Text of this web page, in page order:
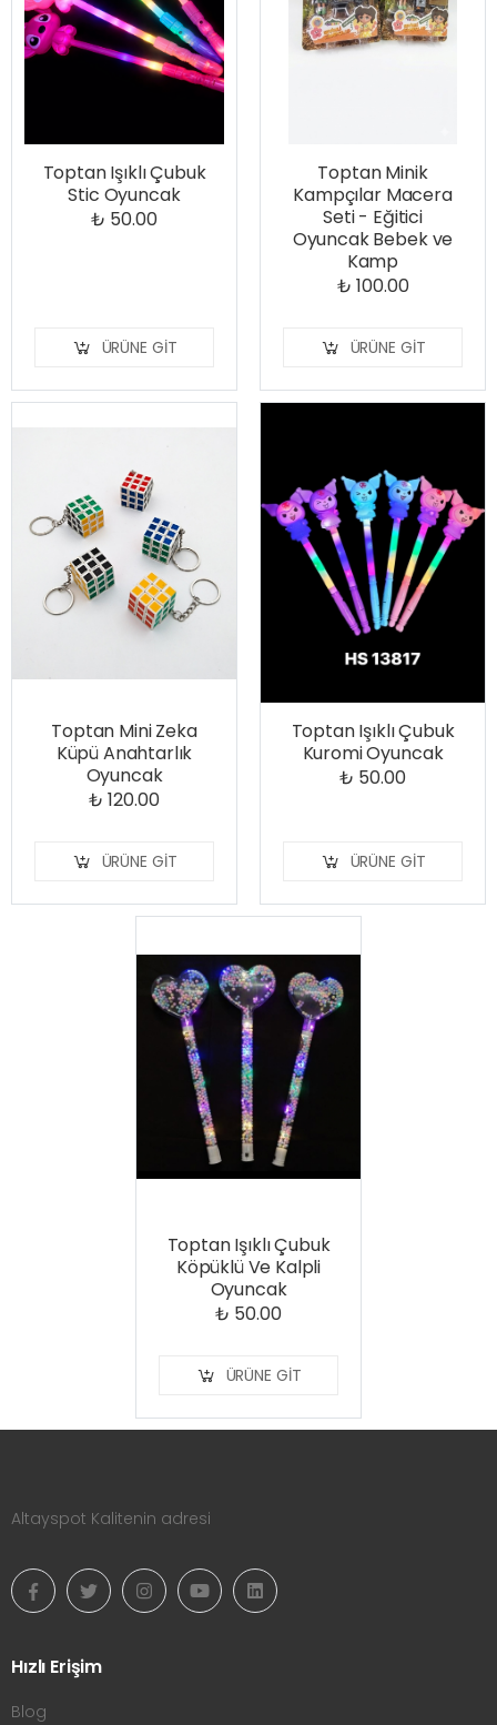
Toptan Işıklı Çubuk
Stic Oyuncak
₺ 50.00
ÜRÜNE GIT
Toptan Minik
Kampçılar Macera
Seti - Eğitici
Oyuncak Bebek ve
Kamp
₺ 100.00
ÜRÜNE GIT
Toptan Mini Zeka
Küpü Anahtarlık
Oyuncak
₺ 120.00
ÜRÜNE GIT
Toptan Işıklı Çubuk
Kuromi Oyuncak
₺ 50.00
ÜRÜNE GIT
Toptan Işıklı Çubuk
Köpüklü Ve Kalpli
Oyuncak
₺ 50.00
ÜRÜNE GIT
Altayspot Kalitenin adresi
Hızlı Erişim
Blog